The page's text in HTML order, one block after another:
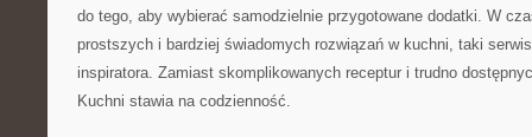
do tego, aby wybierać samodzielnie przygotowane dodatki. W
prostszych i bardziej świadomych rozwiązań w kuchni, taki
inspiratora. Zamiast skomplikowanych receptur i trudno
Kuchni stawia na codzienność.